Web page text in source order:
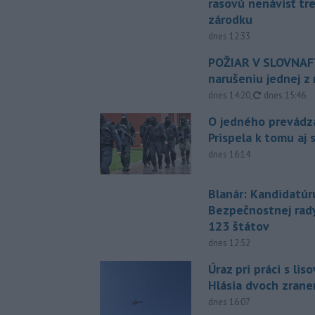
zárodku
dnes 12:33
POŽIAR V
narušeniu jednej z
dnes 14:20, aktualizované
dnes 15:46
O jedného
Prispela k tomu aj
dnes 16:14
Blanár:
Bezpečnostnej
123 štátov
dnes 12:52
Úraz pri práci s
Hlásia dvoch
dnes 16:07